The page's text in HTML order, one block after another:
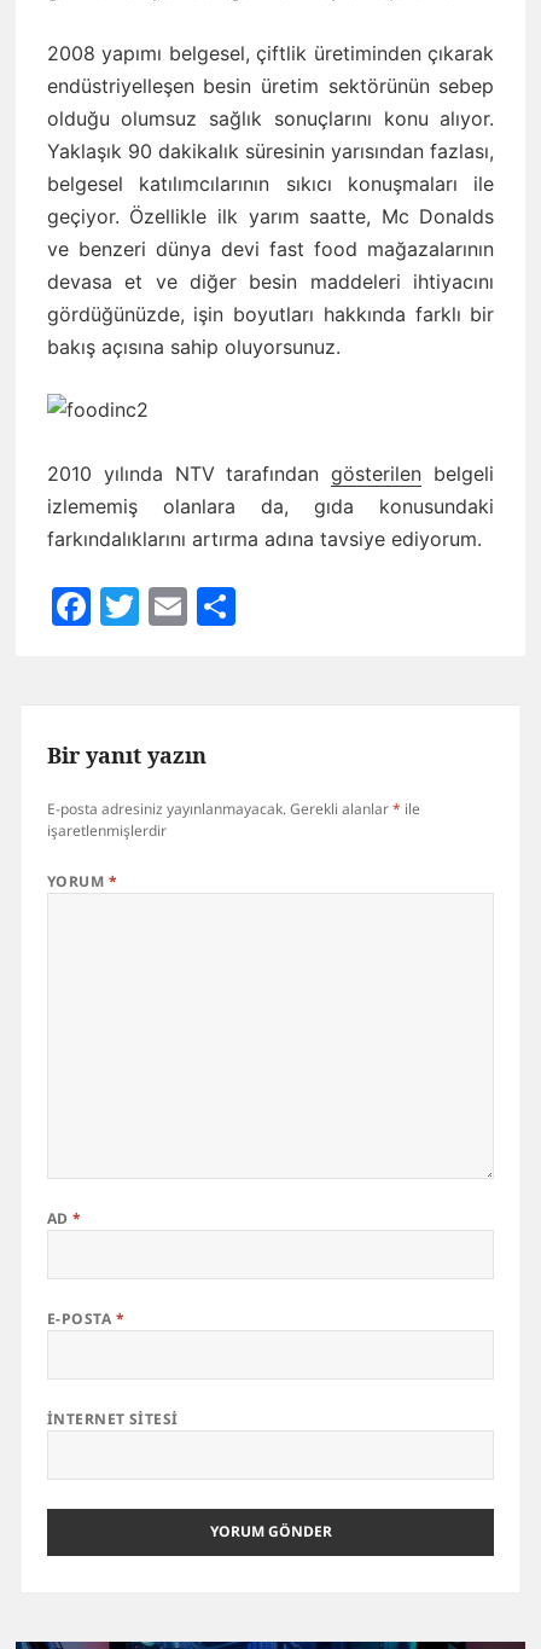
2008 yapımı belgesel, çiftlik üretiminden çıkarak
endüstriyelleşen besin üretim sektörünün sebep
olduğu olumsuz sağlık sonuçlarını konu alıyor.
Yaklaşık 90 dakikalık süresinin yarısından fazlası,
belgesel katılımcılarının sıkıcı konuşmaları ile
geçiyor. Özellikle ilk yarım saatte, Mc Donalds
ve benzeri dünya devi fast food mağazalarının
devasa et ve diğer besin maddeleri ihtiyacını
gördüğünüzde, işin boyutları hakkında farklı bir
bakış açısına sahip oluyorsunuz.
2010 yılında NTV tarafındangösterilen belgeli
izlememiş olanlara da, gıda konusundaki
farkındalıklarını artırma adına tavsiye ediyorum.
Facebook
Twitter
EmailShare
Bir yanıt yazın
E-posta adresiniz yayınlanmayacak.Gerekli alanlar* ile
işaretlenmişlerdir
YORUM *
AD*
E-POSTA *
İNTERNET SITESI